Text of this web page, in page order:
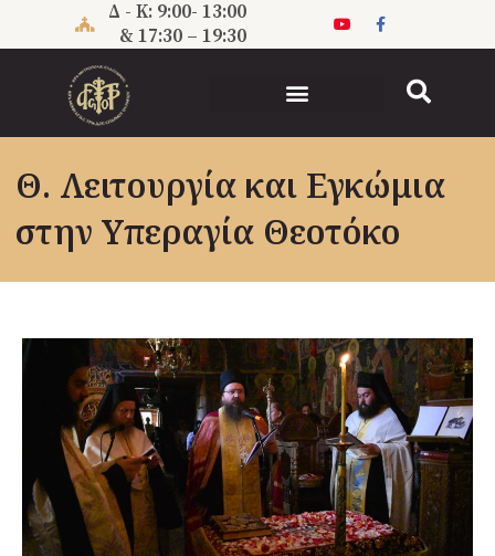
Δ - Κ: 9:00- 13:00
& 17:30 – 19:30
Θ. Λειτουργία και Εγκώμια
στην Υπεραγία Θεοτόκο